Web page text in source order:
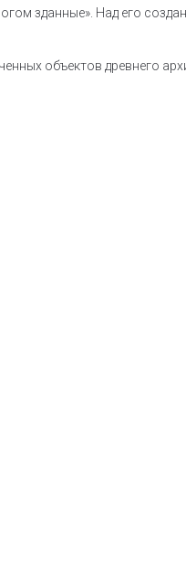
зданные». Над его
объектов древнего